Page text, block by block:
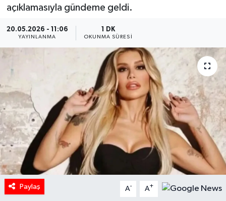
açıklamasıyla gündeme geldi.
20.05.2026 - 11:06
YAYINLANMA
1 DK
OKUNMA SÜRESI
Paylaş A- A+
GENEL
HABERDE İNSAN
İlginç
KÜLTÜR SANAT
MAGAZİN
Haber Arşivi